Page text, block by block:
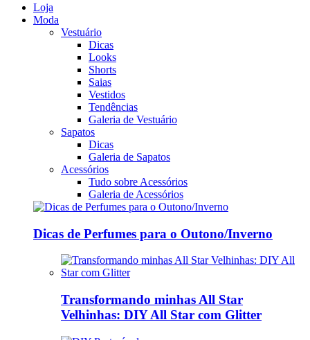
Loja
Moda
Vestuário
Dicas
Looks
Shorts
Saias
Vestidos
Tendências
Galeria de Vestuário
Sapatos
Dicas
Galeria de Sapatos
Acessórios
Tudo sobre Acessórios
Galeria de Acessórios
Dicas de Perfumes para o Outono/Inverno
Transformando minhas All Star
Velhinhas: DIY All Star com Glitter